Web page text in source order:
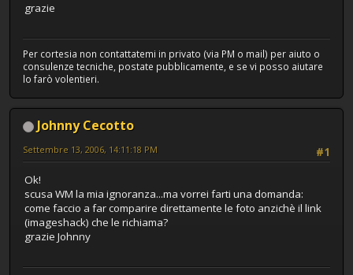
grazie
Per cortesia non contattatemi in privato (via PM o mail) per aiuto o
consulenze tecniche, postate pubblicamente, e se vi posso aiutare
lo farò volentieri.
Johnny Cecotto
#1
Settembre 13, 2006, 14:11:18 PM
Ok!
scusa WM la mia ignoranza...ma vorrei farti una domanda:
come faccio a far comparire direttamente le foto anzichè il link
(imageshack) che le richiama?
grazie Johnny